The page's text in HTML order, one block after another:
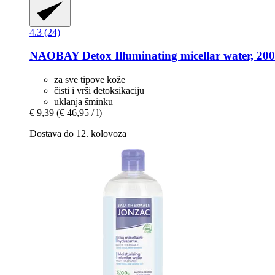
4.3 (24)
NAOBAYDetox Illuminating micellar water,
za sve tipove kože
čisti i vrši detoksikaciju
uklanja šminku
€ 9,39 (€ 46,95 / l)
Dostava do 12. kolovoza